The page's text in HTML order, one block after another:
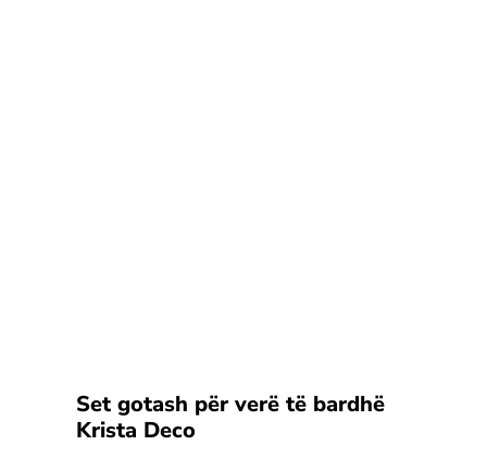
Set gotash për verë të bardhë
Krista Deco